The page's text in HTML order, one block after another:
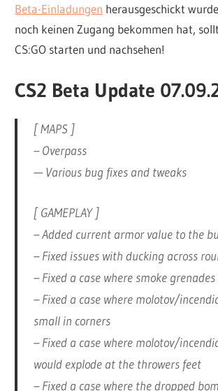
Beta-Einladungen herausgeschickt
noch keinen Zugang bekommen hat,
CS:GO starten und nachsehen!
CS2 Beta Update
[ MAPS ]
– Overpass
— Various bug fixes and tweaks
[ GAMEPLAY ]
– Added current armor value to the
– Fixed issues with ducking across
– Fixed a case where smoke
– Fixed a case where molotov/
small in corners
– Fixed a case where molotov/
would explode at the throwers feet
– Fixed a case where the dropped